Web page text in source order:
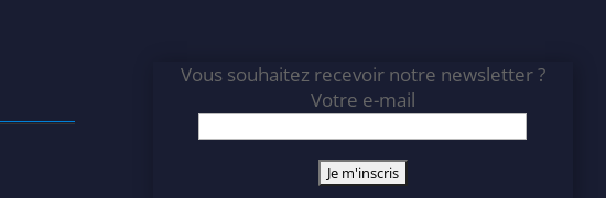
Vous souhaitez recevoir notre newsletter ?
Votre e-mail